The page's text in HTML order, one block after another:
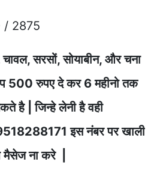
/ 2875
सरसों, सोयाबीन, और चना
500 रुपए दे कर 6 महीनो तक
है | जिन्हे लेनी है वही
इस नंबर पर खाली
मैसेज ना करे |